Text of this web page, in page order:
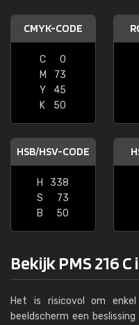
CMYK-CODE
C
0
M
73
Y
45
K
50
HSB/HSV-CODE
H
338
S
73
B
50
Bekijk PMS 216
Het is risicovol om
beeldscherm een